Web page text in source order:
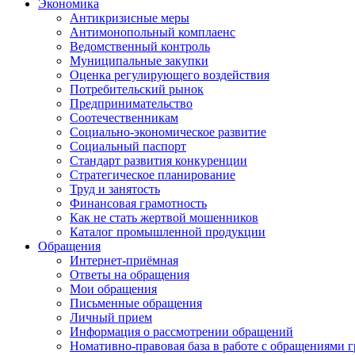
Экономика
Антикризисные меры
Антимонопольный комплаенс
Ведомственный контроль
Муниципальные закупки
Оценка регулирующего воздействия
Потребительский рынок
Предпринимательство
Соотечественникам
Социально-экономическое развитие
Социальный паспорт
Стандарт развития конкуренции
Стратегическое планирование
Труд и занятость
Финансовая грамотность
Как не стать жертвой мошенников
Каталог промышленной продукции
Обращения
Интернет-приёмная
Ответы на обращения
Мои обращения
Письменные обращения
Личный прием
Информация о рассмотрении обращений
Номативно-правовая база в работе с обращениями